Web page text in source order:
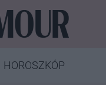
HOROSZKÓP